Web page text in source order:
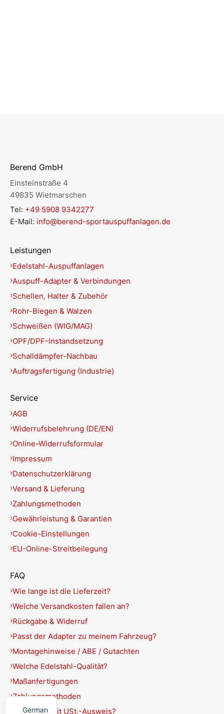
Berend GmbH
Einsteinstraße 4
49835 Wietmarschen
Tel: +49 5908 9342277
E-Mail: info@berend-sportauspuffanlagen.de
Leistungen
Edelstahl-Auspuffanlagen
Auspuff-Adapter & Verbindungen
Schellen, Halter & Zubehör
Rohr-Biegen & Walzen
Schweißen (WIG/MAG)
OPF/DPF-Instandsetzung
Schalldämpfer-Nachbau
Auftragsfertigung (Industrie)
Service
AGB
Widerrufsbelehrung (DE/EN)
Online-Widerrufsformular
Impressum
Datenschutzerklärung
Versand & Lieferung
Zahlungsmethoden
Gewährleistung & Garantien
Cookie-Einstellungen
EU-Online-Streitbeilegung
FAQ
Wie lange ist die Lieferzeit?
Welche Versandkosten fallen an?
Rückgabe & Widerruf
Passt der Adapter zu meinem Fahrzeug?
Montagehinweise / ABE / Gutachten
Welche Edelstahl-Qualität?
Maßanfertigungen
Zahlungsmethoden
Rechnung mit USt.-Ausweis?
German
English